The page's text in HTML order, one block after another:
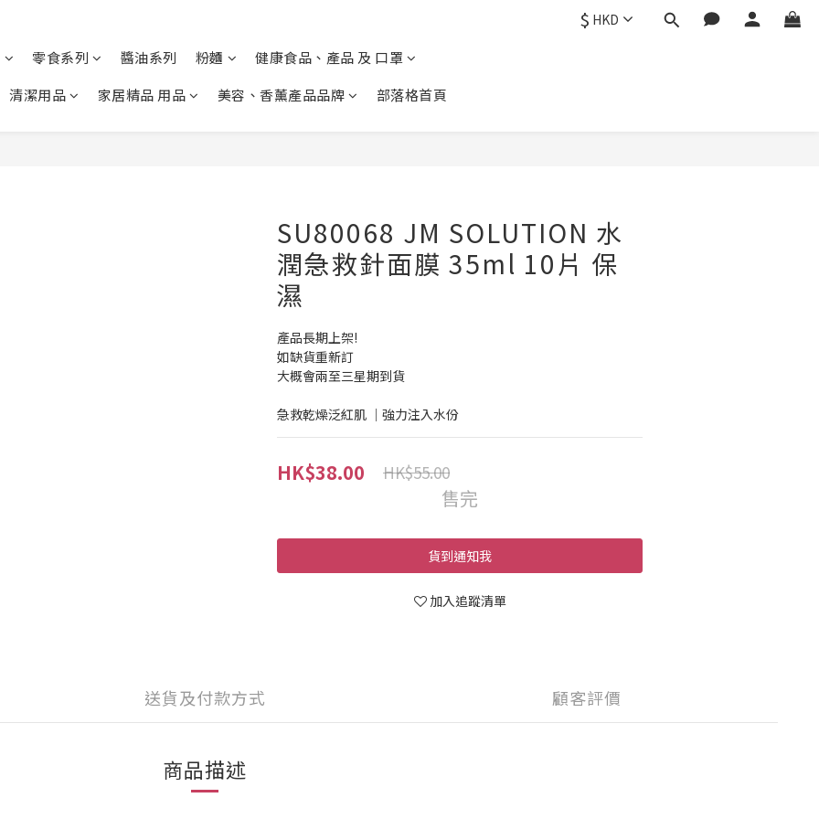
$ HKD
零食系列 醬油系列 粉麵
健康食品、產品 及 口罩
清潔用品
家居精品 用品 美容、香薰產品品牌 部落格首頁
SU80068 JM SOLUTION 水
潤急救針面膜 35ml 10片 保
濕
產品長期上架!
如缺貨重新訂
大概會兩至三星期到貨
急救乾燥泛紅肌 ｜強力注入水份
HK$38.00 HK$55.00
售完
貨到通知我
加入追蹤清單
送貨及付款方式 顧客評價
商品描述